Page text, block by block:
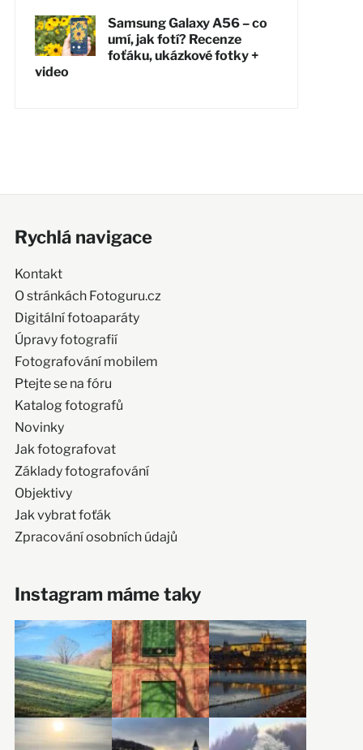
Samsung Galaxy A56 – co
umí, jak fotí? Recenze
foťáku, ukázkové fotky +
video
Rychlá navigace
Kontakt
O stránkách Fotoguru.cz
Digitální fotoaparáty
Úpravy fotografií
Fotografování mobilem
Ptejte se na fóru
Katalog fotografů
Novinky
Jak fotografovat
Základy fotografování
Objektivy
Jak vybrat foťák
Zpracování osobních údajů
Instagram máme taky